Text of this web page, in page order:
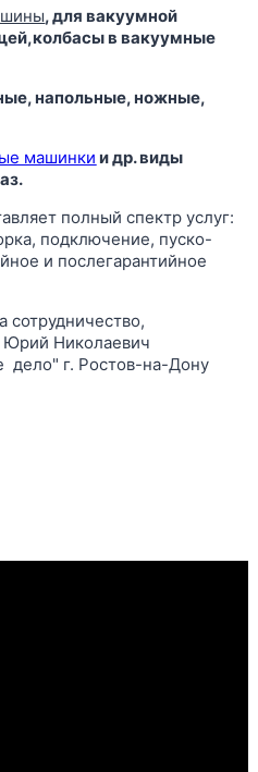
, для вакуумной
в вакуумные
напольные, ножные,
машинки и др. виды
полный спектр услуг:
подключение, пуско-
и послегарантийное
Юрий Николаевич
дело" г. Ростов-на-Дону